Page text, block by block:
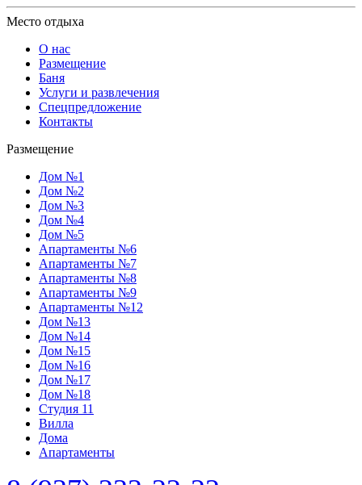
Место отдыха
О нас
Размещение
Баня
Услуги и развлечения
Спецпредложение
Контакты
Размещение
Дом №1
Дом №2
Дом №3
Дом №4
Дом №5
Апартаменты №6
Апартаменты №7
Апартаменты №8
Апартаменты №9
Апартаменты №12
Дом №13
Дом №14
Дом №15
Дом №16
Дом №17
Дом №18
Студия 11
Вилла
Дома
Апартаменты